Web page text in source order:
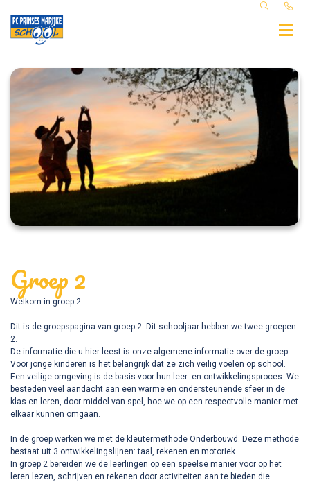
Groep 2
Welkom in groep 2
Dit is de groepspagina van groep 2. Dit schooljaar hebben we twee groepen
2.
De informatie die u hier leest is onze algemene informatie over de groep.
Voor jonge kinderen is het belangrijk dat ze zich veilig voelen op school.
Een veilige omgeving is de basis voor hun leer- en ontwikkelingsproces. We
besteden veel aandacht aan een warme en ondersteunende sfeer in de
klas en leren, door middel van spel, hoe we op een respectvolle manier met
elkaar kunnen omgaan.
In de groep werken we met de kleutermethode Onderbouwd. Deze methode
bestaat uit 3 ontwikkelingslijnen: taal, rekenen en motoriek.
In groep 2 bereiden we de leerlingen op een speelse manier voor op het
leren lezen, schrijven en rekenen door activiteiten aan te bieden die